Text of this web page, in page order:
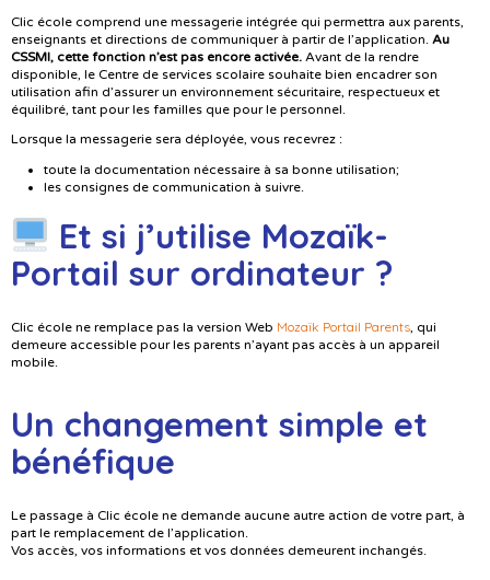
Clic école comprend une messagerie intégrée qui permettra aux parents,
enseignants et directions de communiquer à partir de l’application. Au
CSSMI, cette fonction n’est pas encore activée. Avant de la rendre
disponible, le Centre de services scolaire souhaite bien encadrer son
utilisation afin d’assurer un environnement sécuritaire, respectueux et
équilibré, tant pour les familles que pour le personnel.
Lorsque la messagerie sera déployée, vous recevrez :
toute la documentation nécessaire à sa bonne utilisation;
les consignes de communication à suivre.
Et si j’utilise Mozaïk-
Portail sur ordinateur ?
Clic école ne remplace pas la version Web Mozaïk Portail Parents, qui
demeure accessible pour les parents n’ayant pas accès à un appareil
mobile.
Un changement simple et
bénéfique
Le passage à Clic école ne demande aucune autre action de votre part, à
part le remplacement de l’application.
Vos accès, vos informations et vos données demeurent inchangés.